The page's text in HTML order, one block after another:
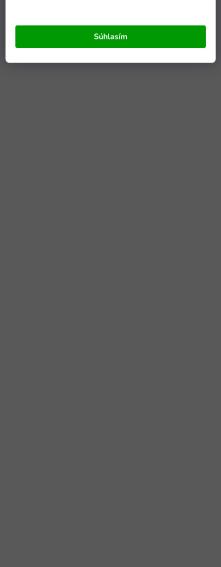
Súhlasím